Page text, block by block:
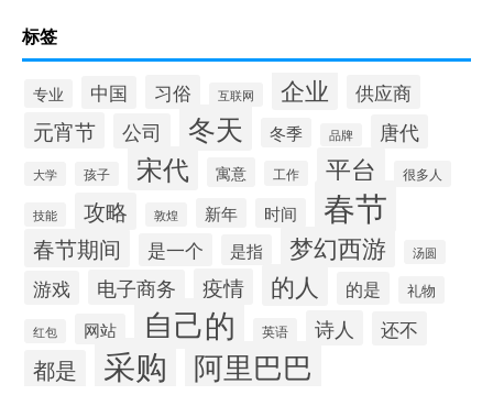
标签
专业 中国 习俗 互联网 企业 供应商
元宵节 公司 冬天 冬季 品牌 唐代
大学 孩子 宋代 寓意 工作 平台 很多人
技能 攻略 敦煌 新年 时间 春节
春节期间 是一个 是指 梦幻西游 汤圆
游戏 电子商务 疫情 的人 的是 礼物
红包 网站 自己的 英语 诗人 还不
都是 采购 阿里巴巴